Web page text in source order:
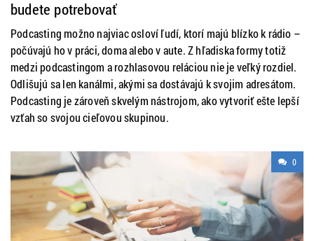
budete potrebovať
Podcasting možno najviac osloví ľudí, ktorí majú blízko k rádio –
počúvajú ho v práci, doma alebo v aute. Z hľadiska formy totiž
medzi podcastingom a rozhlasovou reláciou nie je veľký rozdiel.
Odlišujú sa len kanálmi, akými sa dostávajú k svojim adresátom.
Podcasting je zároveň skvelým nástrojom, ako vytvoriť ešte lepší
vzťah so svojou cieľovou skupinou.
0